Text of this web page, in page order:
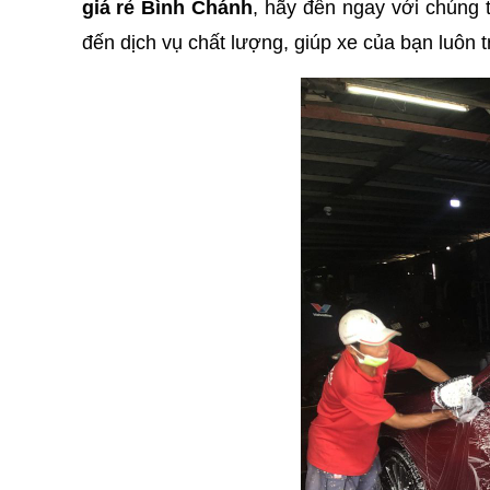
giá rẻ Bình Chánh, hãy đến ngay với chúng
đến dịch vụ chất lượng, giúp xe của bạn luôn